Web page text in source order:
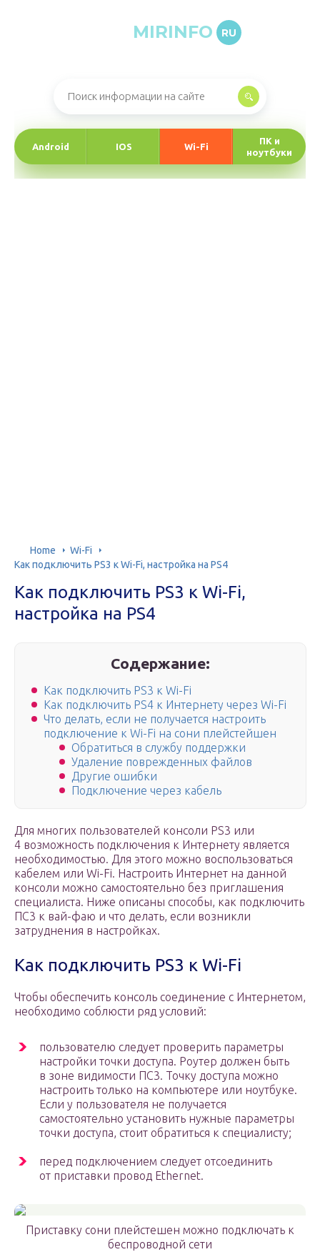
MIRINFO RU
Android IOS Wi-Fi
ПК и
ноутбуки
Home
Wi-Fi
Как подключить PS3 к Wi-Fi, настройка на PS4
Как подключить PS3 к Wi-Fi,
настройка на PS4
Содержание:
Как подключить PS3 к Wi-Fi
Как подключить PS4 к Интернету через Wi-Fi
Что делать, если не получается настроить
подключение к Wi-Fi на сони плейстейшен
Обратиться в службу поддержки
Удаление поврежденных файлов
Другие ошибки
Подключение через кабель
Для многих пользователей консоли PS3 или
4 возможность подключения к Интернету является
необходимостью. Для этого можно воспользоваться
кабелем или Wi-Fi. Настроить Интернет на данной
консоли можно самостоятельно без приглашения
специалиста. Ниже описаны способы, как подключить
ПС3 к вай-фаю и что делать, если возникли
затруднения в настройках.
Как подключить PS3 к Wi-Fi
Чтобы обеспечить консоль соединение с Интернетом,
необходимо соблюсти ряд условий:
пользователю следует проверить параметры
настройки точки доступа. Роутер должен быть
в зоне видимости ПС3. Точку доступа можно
настроить только на компьютере или ноутбуке.
Если у пользователя не получается
самостоятельно установить нужные параметры
точки доступа, стоит обратиться к специалисту;
перед подключением следует отсоединить
от приставки провод Ethernet.
Приставку сони плейстешен можно подключать к
беспроводной сети